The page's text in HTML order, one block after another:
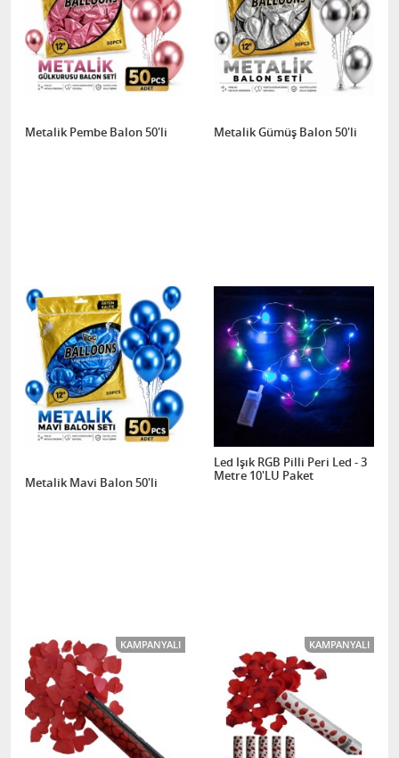
Metalik Pembe Balon 50'li Metalik Gümüş Balon 50'li
Metalik Mavi Balon 50'li
Led Işık RGB Pilli Peri Led - 3
Metre 10'LU Paket
KAMPANYALI KAMPANYALI